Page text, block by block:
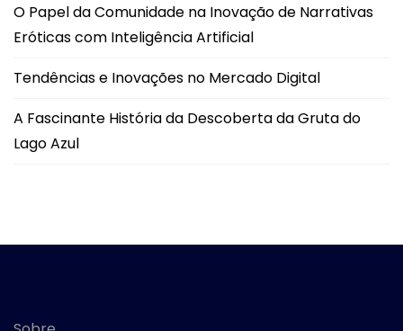
O Papel da Comunidade na Inovação de Narrativas
Eróticas com Inteligência Artificial
Tendências e Inovações no Mercado Digital
A Fascinante História da Descoberta da Gruta do
Lago Azul